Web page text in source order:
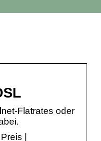
Flatrates oder
|